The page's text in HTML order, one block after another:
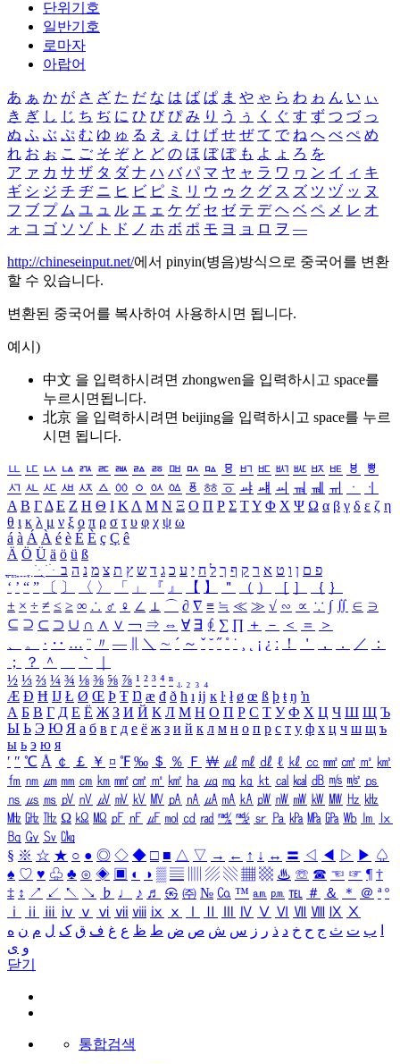
단위기호
일반기호
로마자
아랍어
あ ぁ か が さ ざ た だ な は ば ぱ ま や ゃ ら わ ゎ ん い ぃ
き ぎ し じ ち ぢ に ひ び ぴ み り う ぅ く ぐ す ず つ づ っ
ぬ ふ ぶ ぷ む ゆ ゅ る え ぇ け げ せ ぜ て で ね へ べ ぺ め
れ お ぉ こ ご そ ぞ と ど の ほ ぼ ぽ も よ ょ ろ を
ア ァ カ サ ザ タ ダ ナ ハ バ パ マ ヤ ャ ラ ワ ヮ ン イ ィ キ
ギ シ ジ チ ヂ ニ ヒ ビ ピ ミ リ ウ ゥ ク グ ス ズ ツ ヅ ッ ヌ
フ ブ プ ム ユ ュ ル エ ェ ケ ゲ セ ゼ テ デ ヘ ベ ペ メ レ オ
ォ コ ゴ ソ ゾ ト ド ノ ホ ボ ポ モ ヨ ョ ロ ヲ ―
http://chineseinput.net/에서 pinyin(병음)방식으로 중국어를 변환
할 수 있습니다.
변환된 중국어를 복사하여 사용하시면 됩니다.
예시)
中文 을 입력하시려면 zhongwen을 입력하시고 space를
누르시면됩니다.
北京 을 입력하시려면 beijing을 입력하시고 space를 누르
시면 됩니다.
ㅥ ㅦ ㅧ ㅨ ㅩ ㅪ ㅫ ㅬ ㅭ ㅮ ㅯ ㅰ ㅱ ㅲ ㅳ ㅴ ㅵ ㅶ ㅷ ㅸ
ㅹ
ㅺ ㅻ ㅼ ㅽ ㅾ ㅿ ㆀ ㆁ ㆂ ㆃ ㆄ ㆅ ㆆ ㆇ ㆈ ㆉ ㆊ ㆋ ㆌ ㆍ
ㆎ
Α Β ΓΔ Ε Ζ Η Θ Ι ΚΛ Μ Ν Ξ Ο Π Ρ Σ ΤΥ Φ Χ Ψ Ω α β γ δ ε ζ η
θ ι κ λ μ ν ξ ο π ρ σ τ υ φ χ ψ ω
á à Á À é è É È ç Ç ê
Ä Ö Ü ä ö ü ß
ִֶֹ ֻּ ׁׂ פ ם ן ו ט א ר ק ף ך ל ח י ע כ ג ד ש ץ ת צ מ נ ה ב
‘ ’ “ ” 〔 〕 〈 〉 「 」 『 』 【 】 ＂ （ ） ［ ］ ｛ ｝
± × ÷ ≠ ≤ ≥ ∞ ∴ ♂ ♀ ∠ ⊥ ⌒ ∂ ∇ ≡ ≒ ≪ ≫ √ ∽ ∝ ∵ ∫ ∬ ∈ ∋
⊆ ⊇ ⊂ ⊃ ∪ ∩ ∧ ∨ ￢ ⇒ ⇔ ∀ ∃ ∮ ∑ ∏ ＋ － ＜ ＝
＞
、
。 · ‥ … ¨ 〃 ― ＼ ∼ ´ ～ ˇ ˘ ˝ ˚ ˙ ¸ ¡ ¿ ː ！ ＇ ， ． ／
：
；
？ ＾ ｀
½ ⅓ ⅔ ¼ ¾ ⅛ ⅜ ⅝ ⅞ ¹ ² ³ ⁴ ⁿ ₁ ₂ ₃ ₄
Æ Ð Ħ Ĳ Ł Ø Œ Þ Ŧ Ŋ æ đ ð ħ ı ĳ ĸ ŀ ł ø œ ß þ ŧ ŋ ŉ
А Б В Г Д Е Ё Ж З И Й К Л М Н О П Р С Т У Ф Х Ц Ч Ш Щ Ъ
Ы Ь Э Ю Я а б в г д е ё ж з и й к л м н о п р с т у ф х ц ч ш щ ъ
ы ь э ю я
′ ″ ℃ Å ￠ ￡ ￥ ¤ ℉ ‰ ＄ ％ Ｆ ￦ ㎕ ㎖ ㎗ ℓ ㎘ ㏄ ㎣ ㎤ ㎥ ㎦
㎙ ㎚ ㎛ ㎜ ㎝ ㎞ ㎟ ㎠ ㎡ ㎢ ㏊ ㎍ ㎎ ㎏ ㏏ ㎈ ㎉ ㏈ ㎧ ㎨ ㎰
㎱ ㎲ ㎳ ㎴ ㎵ ㎶ ㎷ ㎸ ㎹ ㎀ ㎁ ㎂ ㎃ ㎄ ㎺ ㎻ ㎽ ㎾ ㎿ ㎐ ㎑
㎒ ㎓ ㎔ Ω ㏀ ㏁ ㎊ ㎋ ㎌ ㏖ ㏅ ㎭ ㎮ ㎯ ㏛ ㎩ ㎪ ㎫ ㎬ ㏝ ㏐
㏓
㏃ ㏉ ㏜ ㏆
§ ※ ☆ ★ ○ ● ◎ ◇ ◆ □ ■ △ ▽ → ← ↑ ↓ ↔ 〓 ◁ ◀ ▷ ▶ ♤
♠ ♡ ♥ ♧ ♣ ⊙ ◈ ▣ ◐ ◑ ▒ ▤ ▨ ▧ ▦ ▩ ♨ ☏ ☎ ☜ ☞ ¶ †
‡ ↕ ↗ ↙ ↖ ↘ ♭ ♩ ♪ ♬ ㉿ ㈜ № ㏇ ™ ㏂ ㏘ ℡ ＃ ＆ ＊ ＠ ª º
ⅰ
ⅱ ⅲ ⅳ ⅴ ⅵ ⅶ ⅷ ⅸ ⅹ Ⅳ Ⅴ Ⅵ Ⅶ Ⅷ Ⅸ Ⅹ
ب ت ث ج ح خ د ذ ر ز س ش ص ض ط ظ ع غ ف ق ک ل م ن ه
و ی
닫기
통합검색